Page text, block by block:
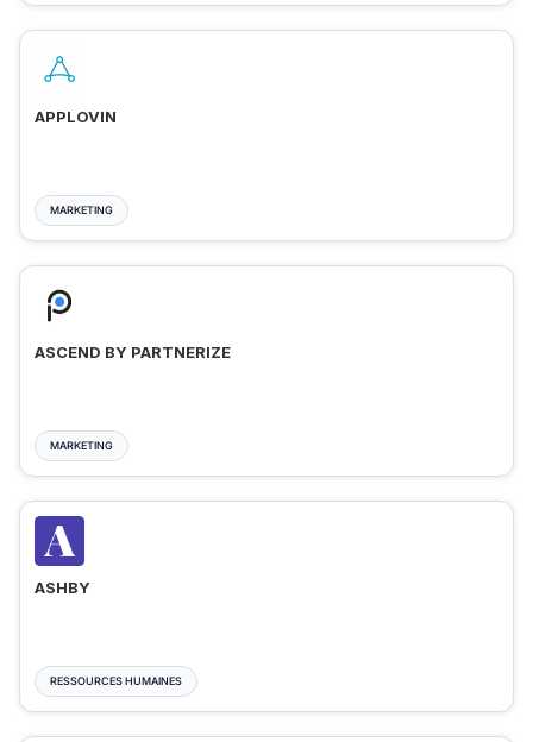
APPLOVIN
MARKETING
ASCEND BY PARTNERIZE
MARKETING
ASHBY
RESSOURCES HUMAINES